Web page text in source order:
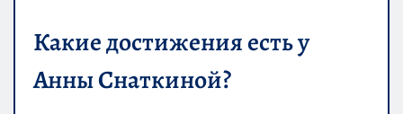
Какие достижения есть у
Анны Снаткиной?